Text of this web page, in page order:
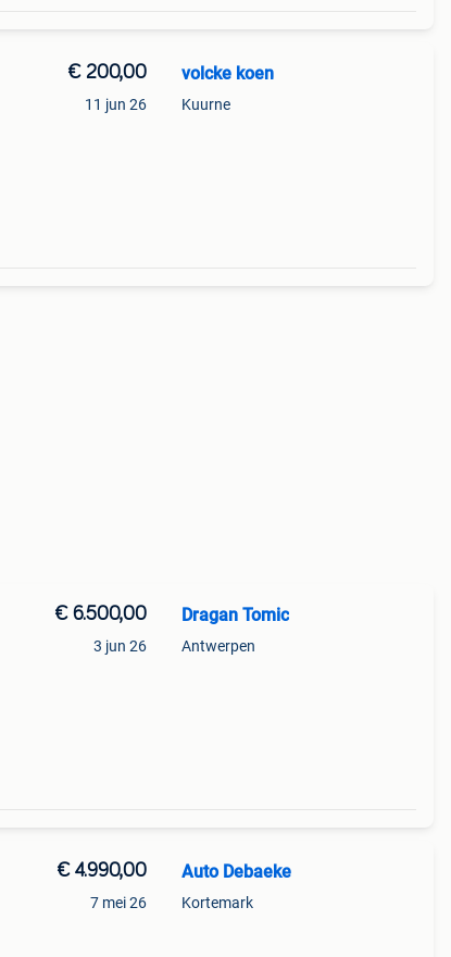
€ 200,00
11 jun 26
volcke koen
Kuurne
€ 6.500,00
3 jun 26
Dragan Tomic
Antwerpen
€ 4.990,00
7 mei 26
Auto Debaeke
Kortemark